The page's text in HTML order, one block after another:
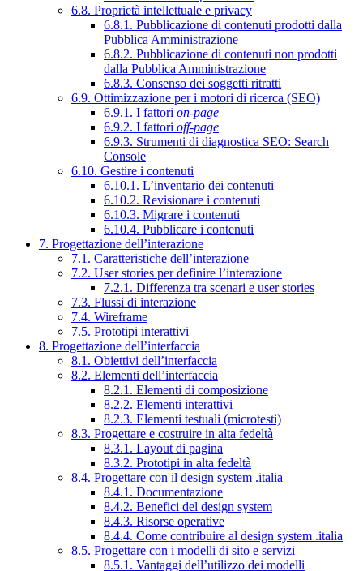
6.8. Proprietà intellettuale e privacy
6.8.1. Pubblicazione di contenuti prodotti dalla
Pubblica Amministrazione
6.8.2. Pubblicazione di contenuti non prodotti
dalla Pubblica Amministrazione
6.8.3. Consenso dei soggetti ritratti
6.9. Ottimizzazione per i motori di ricerca (SEO)
6.9.1. I fattori on-page
6.9.2. I fattori off-page
6.9.3. Strumenti di diagnostica SEO: Search
Console
6.10. Gestire i contenuti
6.10.1. L’inventario dei contenuti
6.10.2. Revisionare i contenuti
6.10.3. Migrare i contenuti
6.10.4. Pubblicare i contenuti
7. Progettazione dell’interazione
7.1. Caratteristiche dell’interazione
7.2. User stories per definire l’interazione
7.2.1. Differenza tra scenari e user stories
7.3. Flussi di interazione
7.4. Wireframe
7.5. Prototipi interattivi
8. Progettazione dell’interfaccia
8.1. Obiettivi dell’interfaccia
8.2. Elementi dell’interfaccia
8.2.1. Elementi di composizione
8.2.2. Elementi interattivi
8.2.3. Elementi testuali (microtesti)
8.3. Progettare e costruire in alta fedeltà
8.3.1. Layout di pagina
8.3.2. Prototipi in alta fedeltà
8.4. Progettare con il design system .italia
8.4.1. Documentazione
8.4.2. Benefici del design system
8.4.3. Risorse operative
8.4.4. Come contribuire al design system .italia
8.5. Progettare con i modelli di sito e servizi
8.5.1. Vantaggi dell’utilizzo dei modelli